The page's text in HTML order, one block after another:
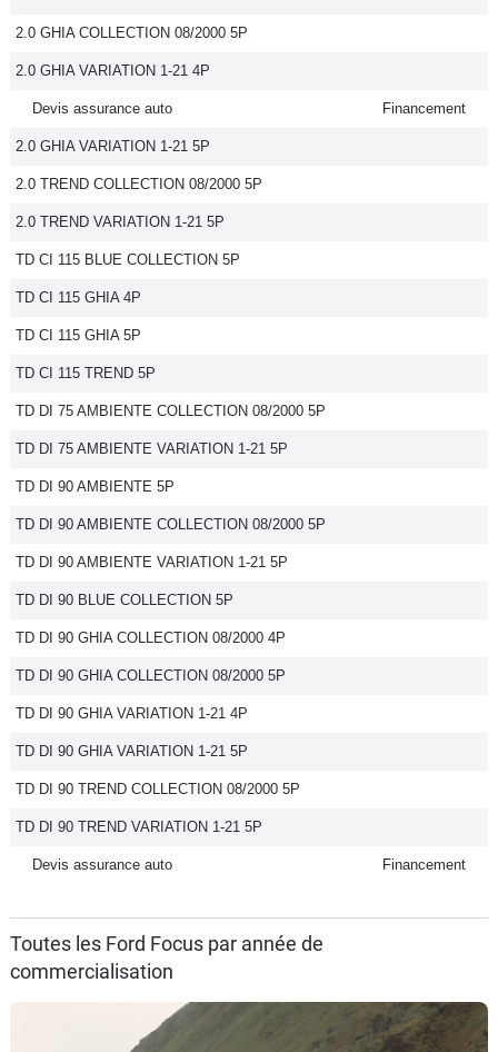
2.0 GHIA COLLECTION 08/2000 5P
2.0 GHIA VARIATION 1-21 4P
Devis assurance auto Financement
2.0 GHIA VARIATION 1-21 5P
2.0 TREND COLLECTION 08/2000 5P
2.0 TREND VARIATION 1-21 5P
TD CI 115 BLUE COLLECTION 5P
TD CI 115 GHIA 4P
TD CI 115 GHIA 5P
TD CI 115 TREND 5P
TD DI 75 AMBIENTE COLLECTION 08/2000 5P
TD DI 75 AMBIENTE VARIATION 1-21 5P
TD DI 90 AMBIENTE 5P
TD DI 90 AMBIENTE COLLECTION 08/2000 5P
TD DI 90 AMBIENTE VARIATION 1-21 5P
TD DI 90 BLUE COLLECTION 5P
TD DI 90 GHIA COLLECTION 08/2000 4P
TD DI 90 GHIA COLLECTION 08/2000 5P
TD DI 90 GHIA VARIATION 1-21 4P
TD DI 90 GHIA VARIATION 1-21 5P
TD DI 90 TREND COLLECTION 08/2000 5P
TD DI 90 TREND VARIATION 1-21 5P
Devis assurance auto Financement
Toutes les Ford Focus par année de
commercialisation